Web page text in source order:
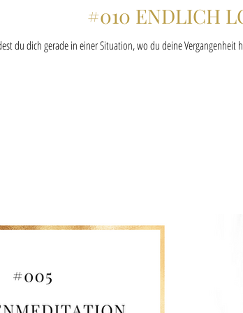
#010 ENDLICH
du dich gerade in einer Situation, wo du deine Vergangenheit